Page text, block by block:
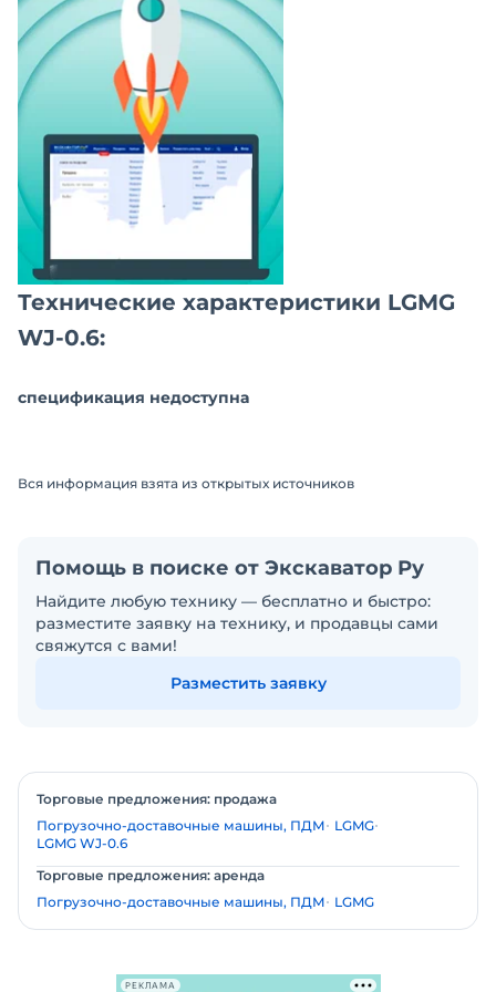
Технические характеристики LGMG
WJ-0.6:
спецификация недоступна
Вся информация взята из открытых источников
Помощь в поиске от Экскаватор Ру
Найдите любую технику — бесплатно и быстро:
разместите заявку на технику, и продавцы сами
свяжутся с вами!
Разместить заявку
Торговые предложения: продажа
Погрузочно-доставочные машины, ПДМ
LGMG
LGMG WJ-0.6
Торговые предложения: аренда
Погрузочно-доставочные машины, ПДМ
LGMG
РЕКЛАМА